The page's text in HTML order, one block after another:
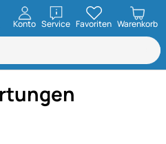
Konto ServiceöffnenFavoriten Warenkorb